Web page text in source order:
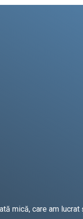
mică, care am